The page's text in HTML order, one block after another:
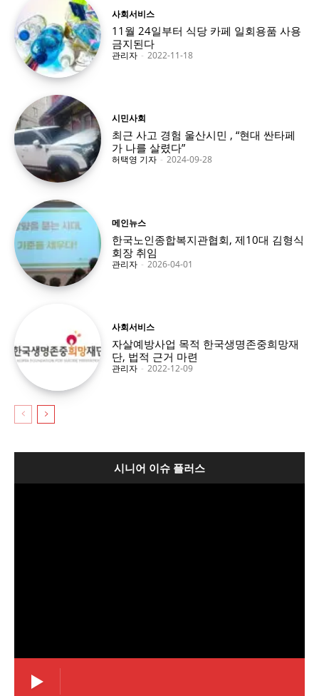
사회서비스
11월 24일부터 식당 카페 일회용품 사용
금지된다
관리자 - 2022-11-18
시민사회
최근 사고 경험 울산시민 , “현대 싼타페
가 나를 살렸다”
허택영 기자 - 2024-09-28
메인뉴스
한국노인종합복지관협회, 제10대 김형식
회장 취임
관리자 - 2026-04-01
사회서비스
자살예방사업 목적 한국생명존중희망재
단, 법적 근거 마련
관리자 - 2022-12-09
시니어 이슈 플러스